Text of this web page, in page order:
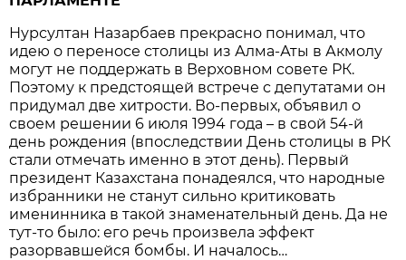
Нурсултан Назарбаев прекрасно понимал, что
идею о переносе столицы из Алма-Аты в Акмолу
могут не поддержать в Верховном совете РК.
Поэтому к предстоящей встрече с депутатами он
придумал две хитрости. Во-первых, объявил о
своем решении 6 июля 1994 года – в свой 54-й
день рождения (впоследствии День столицы в РК
стали отмечать именно в этот день). Первый
президент Казахстана понадеялся, что народные
избранники не станут сильно критиковать
именинника в такой знаменательный день. Да не
тут-то было: его речь произвела эффект
разорвавшейся бомбы. И началось…